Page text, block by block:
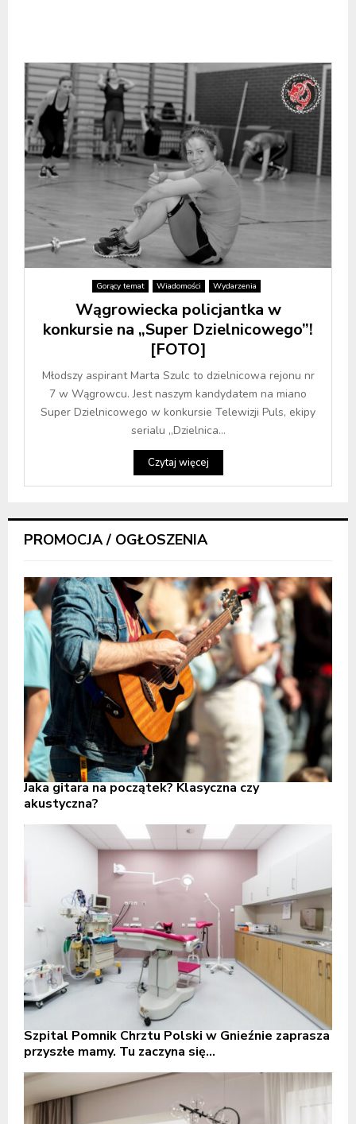
Gorący temat Wiadomości Wydarzenia
Wągrowiecka policjantka w
konkursie na „Super Dzielnicowego”!
[FOTO]
Młodszy aspirant Marta Szulc to dzielnicowa rejonu nr
7 w Wągrowcu. Jest naszym kandydatem na miano
Super Dzielnicowego w konkursie Telewizji Puls, ekipy
serialu „Dzielnica...
Czytaj więcej
PROMOCJA / OGŁOSZENIA
Jaka gitara na początek? Klasyczna czy
akustyczna?
Szpital Pomnik Chrztu Polski w Gnieźnie zaprasza
przyszłe mamy. Tu zaczyna się...